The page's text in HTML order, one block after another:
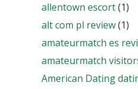
allentown escort(1)
alt com pl review(1)
amateurmatch es
amateurmatch
American Dating